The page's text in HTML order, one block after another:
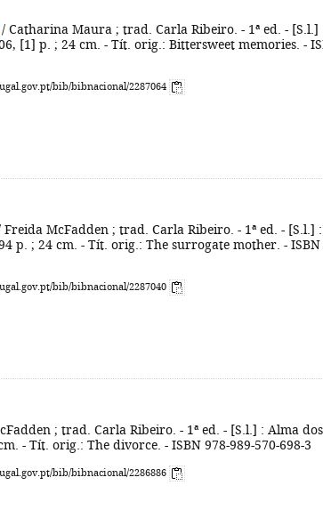
/ Catharina Maura ; trad. Carla Ribeiro. - 1ª ed. - [S.l.]
[1] p. ; 24 cm. - Tít. orig.: Bittersweet memories. -
bib/bibnacional/2287064
Freida McFadden ; trad. Carla Ribeiro. - 1ª ed. - [S.l.] :
p. ; 24 cm. - Tít. orig.: The surrogate mother. - ISBN
bib/bibnacional/2287040
; trad. Carla Ribeiro. - 1ª ed. - [S.l.] : Alma dos
- Tít. orig.: The divorce. - ISBN 978-989-570-698-3
bib/bibnacional/2286886